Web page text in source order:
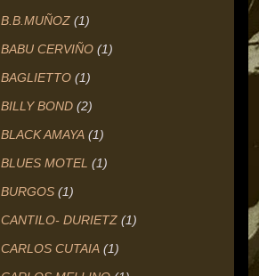
B.B.MUÑOZ (1)
BABU CERVIÑO (1)
BAGLIETTO (1)
BILLY BOND (2)
BLACK AMAYA (1)
BLUES MOTEL (1)
BURGOS (1)
CANTILO- DURIETZ (1)
CARLOS CUTAIA (1)